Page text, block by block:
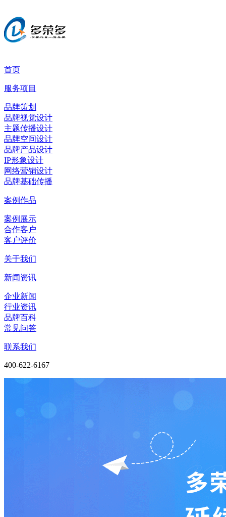
首页
服务项目
品牌策划
品牌视觉设计
主题传播设计
品牌空间设计
品牌产品设计
IP形象设计
网络营销设计
品牌基础传播
案例作品
案例展示
合作客户
客户评价
关于我们
新闻资讯
企业新闻
行业资讯
品牌百科
常见问答
联系我们
400-622-6167